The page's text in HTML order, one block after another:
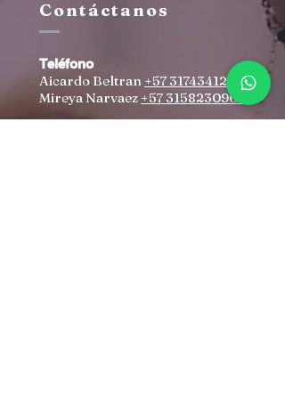
Contáctanos
Teléfono
Aicardo Beltran +57 3174341259
Mireya Narvaez +57 3158230960